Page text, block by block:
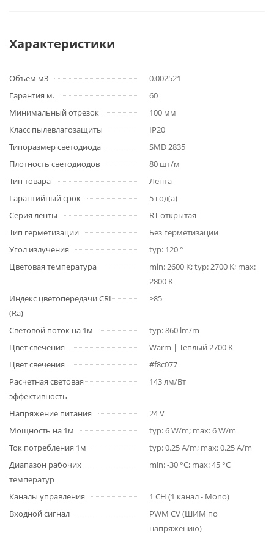
Характеристики
Объем м3
0.002521
Гарантия м.
60
Минимальный отрезок
100 мм
Класс пылевлагозащиты
IP20
Типоразмер светодиода
SMD 2835
Плотность светодиодов
80 шт/м
Тип товара
Лента
Гарантийный срок
5 год(а)
Серия ленты
RT открытая
Тип герметизации
Без герметизации
Угол излучения
typ: 120 °
Цветовая температура
min: 2600 K; typ: 2700 K; max:
2800 K
Индекс цветопередачи CRI
(Ra)
>85
Световой поток на 1м
typ: 860 lm/m
Цвет свечения
Warm | Тёплый 2700 K
Цвет свечения
#f8c077
Расчетная световая
эффективность
143 лм/Вт
Напряжение питания
24 V
Мощность на 1м
typ: 6 W/m; max: 6 W/m
Ток потребления 1м
typ: 0.25 A/m; max: 0.25 A/m
Диапазон рабочих
температур
min: -30 °C; max: 45 °C
Каналы управления
1 CH (1 канал - Mono)
Входной сигнал
PWM СV (ШИМ по
напряжению)